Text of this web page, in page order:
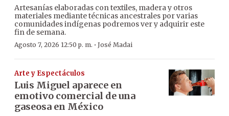
Artesanías elaboradas con textiles, madera y otros
materiales mediante técnicas ancestrales por varias
comunidades indígenas podremos ver y adquirir este
fin de semana.
Agosto 7, 2026 12:50 p. m. · José Madai
Arte y Espectáculos
Luis Miguel aparece en
emotivo comercial de una
gaseosa en México